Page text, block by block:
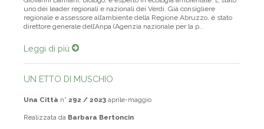
Giovanni Damiani, biologo, è esperto in ecologia ambientale. È stato
uno dei leader regionali e nazionali dei Verdi. Già consigliere
regionale e assessore all’ambiente della Regione Abruzzo, è stato
direttore generale dell’Anpa (Agenzia nazionale per la p...
Leggi di più
UN ETTO DI MUSCHIO
Una Città n° 292 / 2023 aprile-maggio
Realizzata da Barbara Bertoncin